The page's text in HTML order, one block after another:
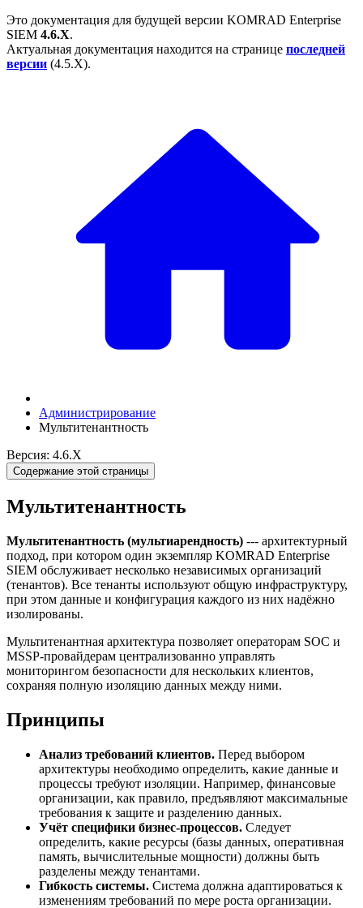
Это документация для будущей версии KOMRAD Enterprise
SIEM 4.6.X.
Актуальная документация находится на странице последней
версии (4.5.X).
Администрирование
Мультитенантность
Версия: 4.6.X
Содержание этой страницы
Мультитенантность
Мультитенантность (мультиарендность) --- архитектурный
подход, при котором один экземпляр KOMRAD Enterprise
SIEM обслуживает несколько независимых организаций
(тенантов). Все тенанты используют общую инфраструктуру,
при этом данные и конфигурация каждого из них надёжно
изолированы.
Мультитенантная архитектура позволяет операторам SOC и
MSSP-провайдерам централизованно управлять
мониторингом безопасности для нескольких клиентов,
сохраняя полную изоляцию данных между ними.
Принципы
Анализ требований клиентов. Перед выбором
архитектуры необходимо определить, какие данные и
процессы требуют изоляции. Например, финансовые
организации, как правило, предъявляют максимальные
требования к защите и разделению данных.
Учёт специфики бизнес-процессов. Следует
определить, какие ресурсы (базы данных, оперативная
память, вычислительные мощности) должны быть
разделены между тенантами.
Гибкость системы. Система должна адаптироваться к
изменениям требований по мере роста организации.